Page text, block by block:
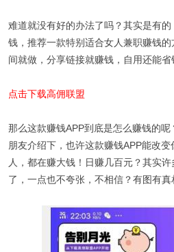
难道就没有好的办法了吗？其实是有
钱，推荐一款特别适合女人兼职赚钱
间就做，分享链接就赚钱，自用还能省
点击下载高佣联盟
那么这款赚钱APP到底是怎么赚钱的
朋友介绍下，也许这款赚钱APP能改
人，都在赚大钱！日赚几百元？其实
了，一点也不夸张，不相信？有图有真